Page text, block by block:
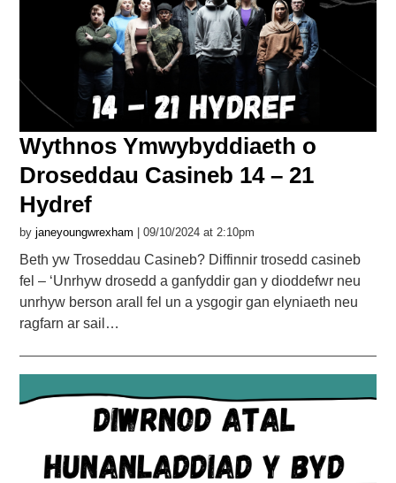
Wythnos Ymwybyddiaeth o
Droseddau Casineb 14 – 21
Hydref
byjaneyoungwrexham | 09/10/2024 at 2:10pm
Beth yw Troseddau Casineb? Diffinnir trosedd casineb
fel – ‘Unrhyw drosedd a ganfyddir gan y dioddefwr neu
unrhyw berson arall fel un a ysgogir gan elyniaeth neu
ragfarn ar sail…